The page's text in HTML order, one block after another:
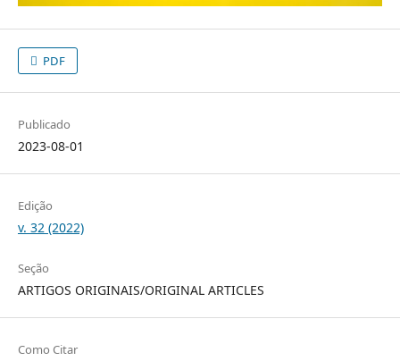
PDF
Publicado
2023-08-01
Edição
v. 32 (2022)
Seção
ARTIGOS ORIGINAIS/ORIGINAL ARTICLES
Como Citar